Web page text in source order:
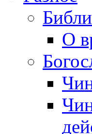
О